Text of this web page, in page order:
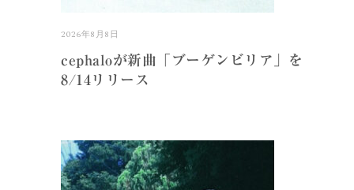
2026年8月8日
cephaloが新曲「ブーゲンビリア」を
8/14リリース